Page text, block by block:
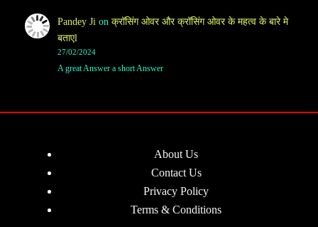
Pandey Ji on क्रॉसिंग ओवर और क्रॉसिंग ओवर के महत्व के बारे मे
बताएl
27/02/2024
A great Answer a short Answer
About Us
Contact Us
Privacy Policy
Terms & Conditions